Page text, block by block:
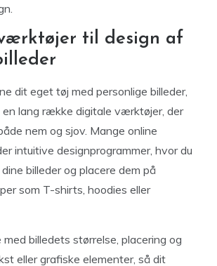
til design af
dit eget tøj med personlige billeder,
en lang række digitale værktøjer, der
nem og sjov. Mange online
intuitive designprogrammer, hvor du
billeder og placere dem på
som T-shirts, hoodies eller
med billedets størrelse, placering og
eller grafiske elementer, så dit